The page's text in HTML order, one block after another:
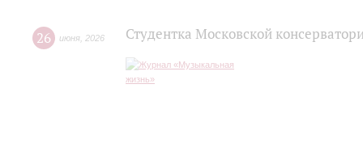
26 июня 2026 Студентка Московской